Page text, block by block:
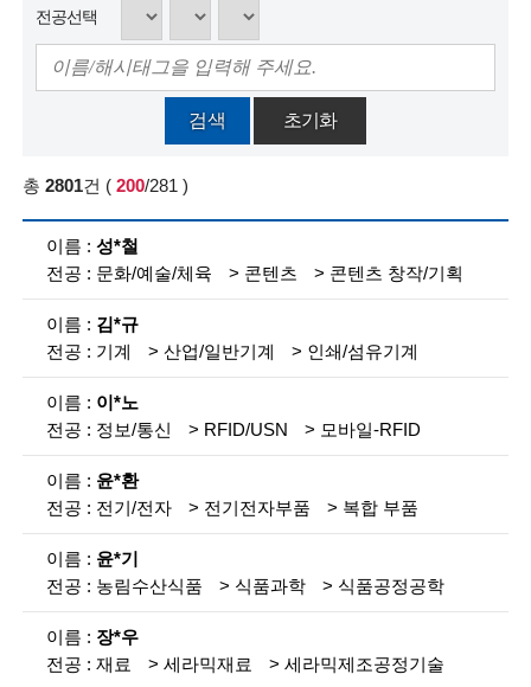
r
e
d
s
c
i
e
n
t
i
s
t
s
a
n
d
e
전공선택
검색 초기화
총 2801건 ( 200/281 )
력
명
성*철
문화/예술/체육
콘텐츠 콘텐츠 창작/기획
김*규
기계
산업/일반기계 인쇄/섬유기계
이*노
정보/통신
RFID/USN 모바일-RFID
윤*환
전기/전자
전기전자부품 복합 부품
윤*기
농림수산식품
식품과학 식품공정공학
장*우
재료
세라믹재료 세라믹제조공정기술